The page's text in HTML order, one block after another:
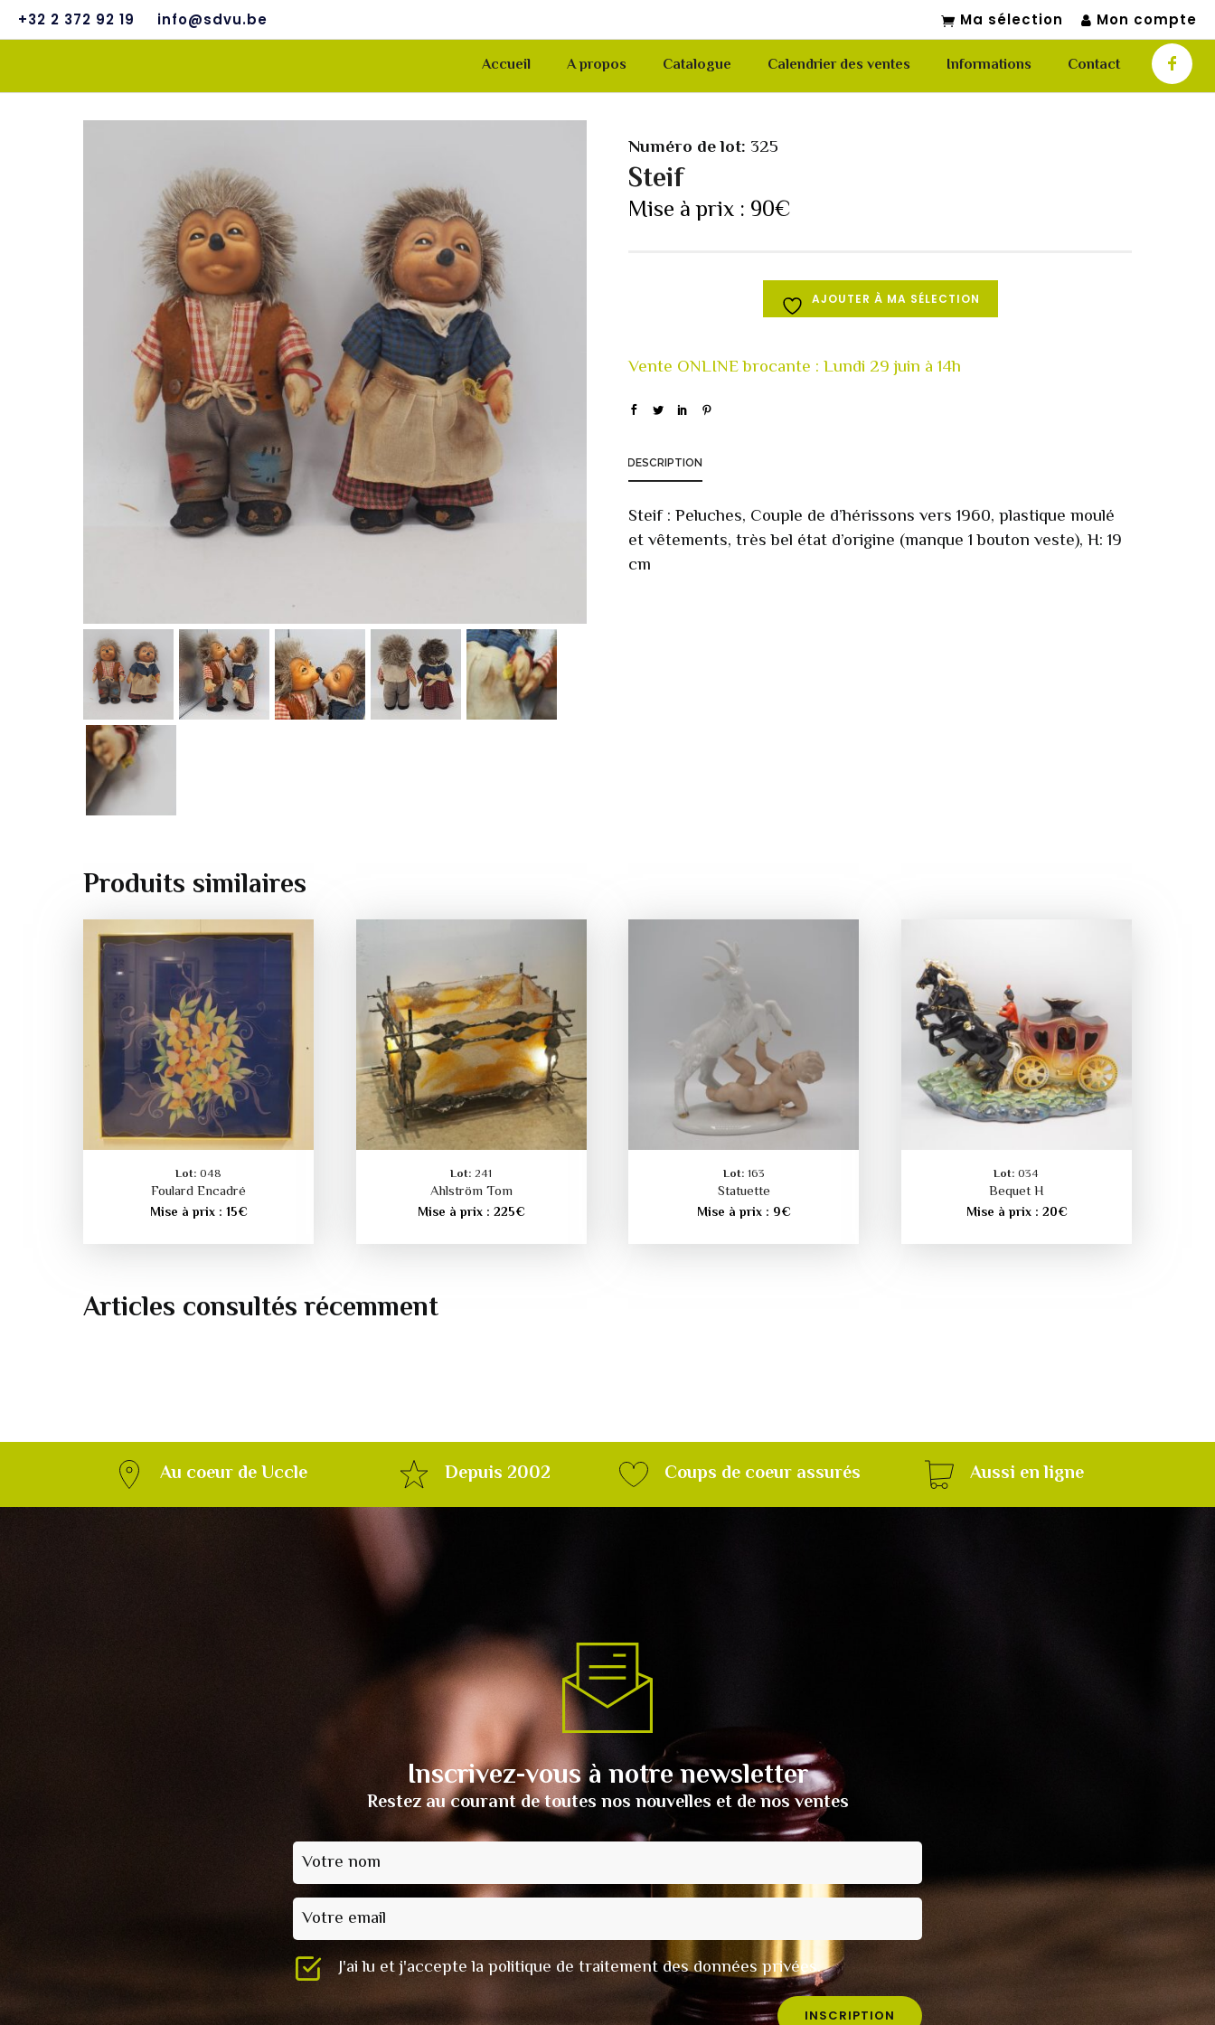
+32 2 372 92 19 info@sdvu.be Ma sélection Mon compte
Accueil A propos Catalogue Calendrier des ventes Informations Contact
Numéro de lot: 325
Steif
Mise à prix : 90€
AJOUTER À MA SÉLECTION
DESCRIPTION
Steif : Peluches, Couple de d’hérissons vers 1960, plastique moulé
et vêtements, très bel état d’origine (manque 1 bouton veste), H: 19
cm
Produits similaires
Lot: 048
Foulard Encadré
Mise à prix :15€
Lot: 241
Ahlström Tom
Mise à prix :225€
Lot: 163
Statuette
Mise à prix : 9€
Lot: 034
Bequet H
Mise à prix : 20€
Articles consultés récemment
Au coeur de Uccle Depuis 2002 Coups de coeur assurés Aussi en ligne
Inscrivez-vous à notre newsletter
Restez au courant de toutes nos nouvelles et de nos ventes
Votre nom
Votre email
J'ai lu et j'accepte la politique de traitement des données privées.
INSCRIPTION